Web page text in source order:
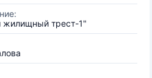
трест-1"